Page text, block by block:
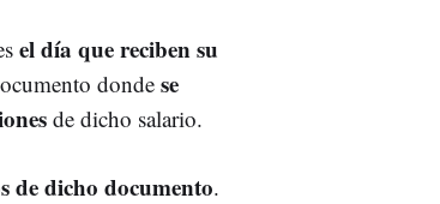
el día que reciben su
dondese
de dicho salario.
de dicho documento.